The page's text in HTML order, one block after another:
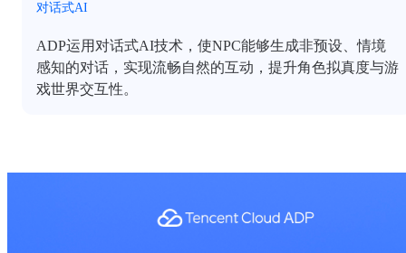
对话式AI
ADP运用对话式AI技术，使NPC能够生成非预设、情境
感知的对话，实现流畅自然的互动，提升角色拟真度与游
戏世界交互性。